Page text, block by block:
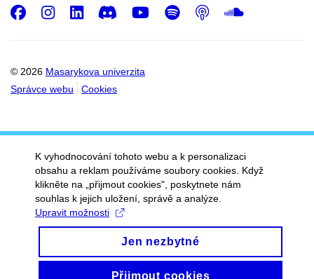
© 2026 Masarykova univerzita
Správce webu
Cookies
Facebook
Instagram
LinkedIn
DiscordYoutube
Spotify
Podcast
K vyhodnocování tohoto webu a k personalizaci
obsahu a reklam používáme soubory cookies. Když
klikněte na „přijmout cookies", poskytnete nám
souhlas k jejich uložení, správě a analýze.
Upravit možnosti
Jen nezbytné
Přijmout cookies